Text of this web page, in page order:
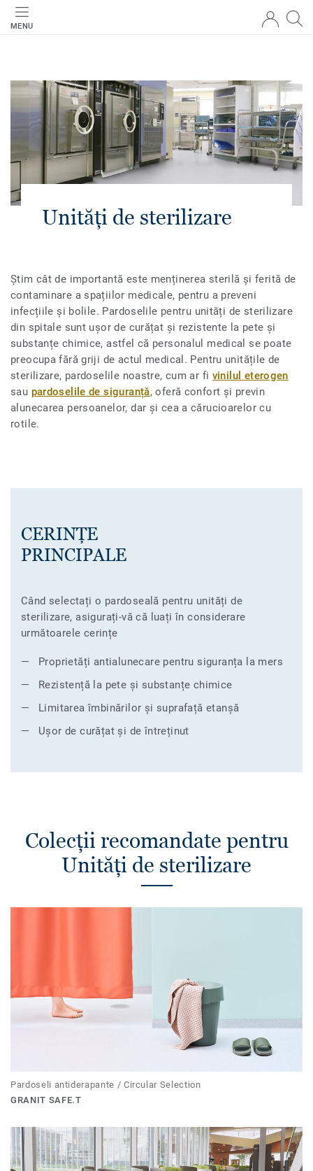
MENU
Unități de sterilizare
Știm cât de importantă este menținerea sterilă și ferită de
contaminare a spațiilor medicale, pentru a preveni
infecțiile și bolile. Pardoselile pentru unități de sterilizare
din spitale sunt ușor de curățat și rezistente la pete și
substanțe chimice, astfel că personalul medical se poate
preocupa fără griji de actul medical. Pentru unitățile de
sterilizare, pardoselile noastre, cum ar fi vinilul eterogen
sau pardoselile de siguranță, oferă confort și previn
alunecarea persoanelor, dar și cea a cărucioarelor cu
rotile.
CERINȚE
PRINCIPALE
Când selectați o pardoseală pentru unități de
sterilizare, asigurați-vă că luați în considerare
următoarele cerințe
Proprietăți antialunecare pentru siguranța la mers
Rezistență la pete și substanțe chimice
Limitarea îmbinărilor și suprafață etanșă
Ușor de curățat și de întreținut
Colecții recomandate pentru
Unități de sterilizare
Pardoseli antiderapante / Circular Selection
GRANIT SAFE.T